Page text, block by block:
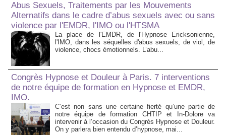
Abus Sexuels, Traitements par les Mouvements
Alternatifs dans le cadre d’abus sexuels avec ou sans
violence par l'EMDR, l'IMO ou l'HTSMA
La place de l'EMDR, de l'Hypnose Ericksonienne,
l'IMO, dans les séquelles d'abus sexuels, de viol, de
violence, chocs émotionnels. L’abu...
Congrès Hypnose et Douleur à Paris. 7 interventions
de notre équipe de formation en Hypnose et EMDR,
IMO.
C’est non sans une certaine fierté qu’une partie de
notre équipe de formation CHTIP et In-Dolore va
intervenir à l’occasion du Congrès Hypnose et Douleur.
On y parlera bien entendu d’hypnose, mai...